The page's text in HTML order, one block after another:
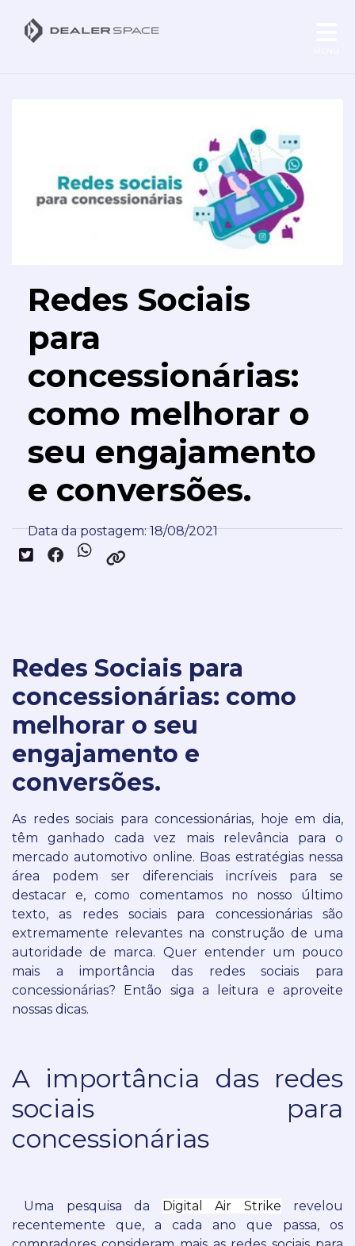
Redes Sociais
para
concessionárias:
como melhorar o
seu engajamento
e conversões.
Data da postagem: 18/08/2021
Redes Sociais para
concessionárias: como
melhorar o seu
engajamento e
conversões.
As redes sociais para concessionárias, hoje em dia,
têm ganhado cada vez mais relevância para o
mercado automotivo online. Boas estratégias nessa
área podem ser diferenciais incríveis para se
destacar e, como comentamos no nosso último
texto, as redes sociais para concessionárias são
extremamente relevantes na construção de uma
autoridade de marca. Quer entender um pouco
mais a importância das redes sociais para
concessionárias? Então siga a leitura e aproveite
nossas dicas.
A importância das redes
sociais para
concessionárias
Uma pesquisa da Digital Air Strike revelou
recentemente que, a cada ano que passa, os